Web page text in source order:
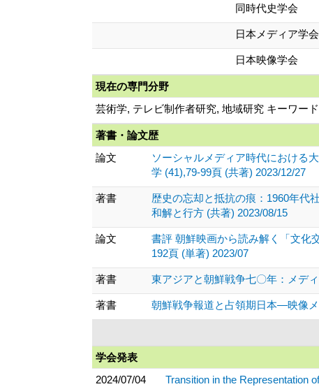
同時代史学会
日本メディア学会
日本映像学会
現在の専門分野
芸術学, テレビ制作者研究, 地域研究 キーワー
著書・論文歴
論文
ソーシャルメディア時代における
学 (41),79-99頁 (共著) 2023/12/27
著書
歴史の忘却と抵抗の痕：1960年代
和解と行方 (共著) 2023/08/15
論文
書評 朝鮮映画から読み解く「文化
192頁 (単著) 2023/07
著書 東アジアと朝鮮戦争七〇年：メデ
著書 朝鮮戦争報道と占領期日本―映像
学会発表
2024/07/04
Transition in the Representation